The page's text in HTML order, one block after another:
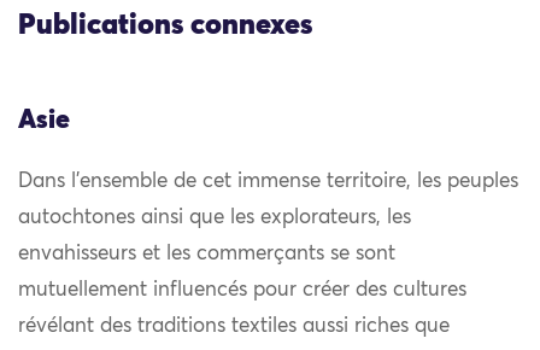
Publications connexes
Asie
Dans l’ensemble de cet immense territoire, les peuples
autochtones ainsi que les explorateurs, les
envahisseurs et les commerçants se sont
mutuellement influencés pour créer des cultures
révélant des traditions textiles aussi riches que